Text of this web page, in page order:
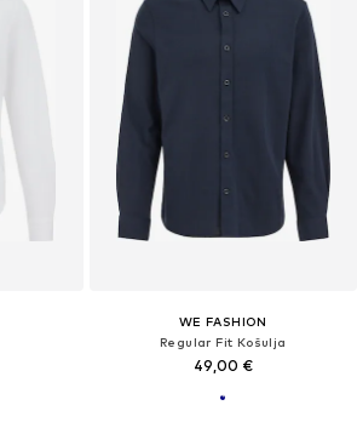
WE FASHION
Regular Fit Košulja
49,00 €